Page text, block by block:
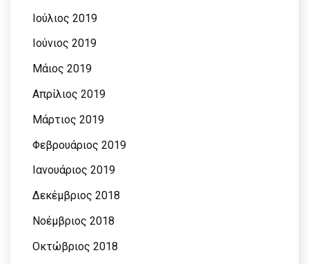
Ιούλιος 2019
Ιούνιος 2019
Μάιος 2019
Απρίλιος 2019
Μάρτιος 2019
Φεβρουάριος 2019
Ιανουάριος 2019
Δεκέμβριος 2018
Νοέμβριος 2018
Οκτώβριος 2018